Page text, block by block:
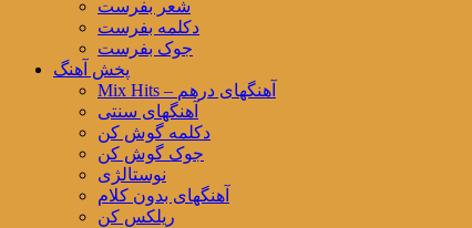
شعر بفرست
دکلمه بفرست
جوک بفرست
پخش آهنگ
Mix Hits – آهنگهای درهم
آهنگهای سنتی
دکلمه گوش کن
جوک گوش کن
نوستالژی
آهنگهای بدون کلام
ریلکس کن